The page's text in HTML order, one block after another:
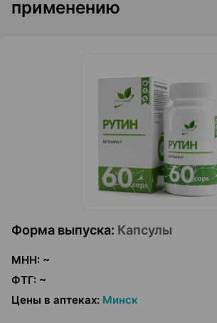
применению
Форма выпуска: Капсулы
МНН: ~
ФТГ: ~
Цены в аптеках: Минск